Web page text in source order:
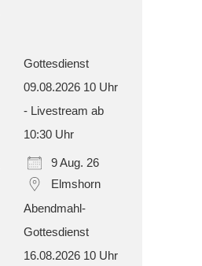
Gottesdienst
09.08.2026 10 Uhr
- Livestream ab
10:30 Uhr
9 Aug. 26
Elmshorn
Abendmahl-
Gottesdienst
16.08.2026 10 Uhr